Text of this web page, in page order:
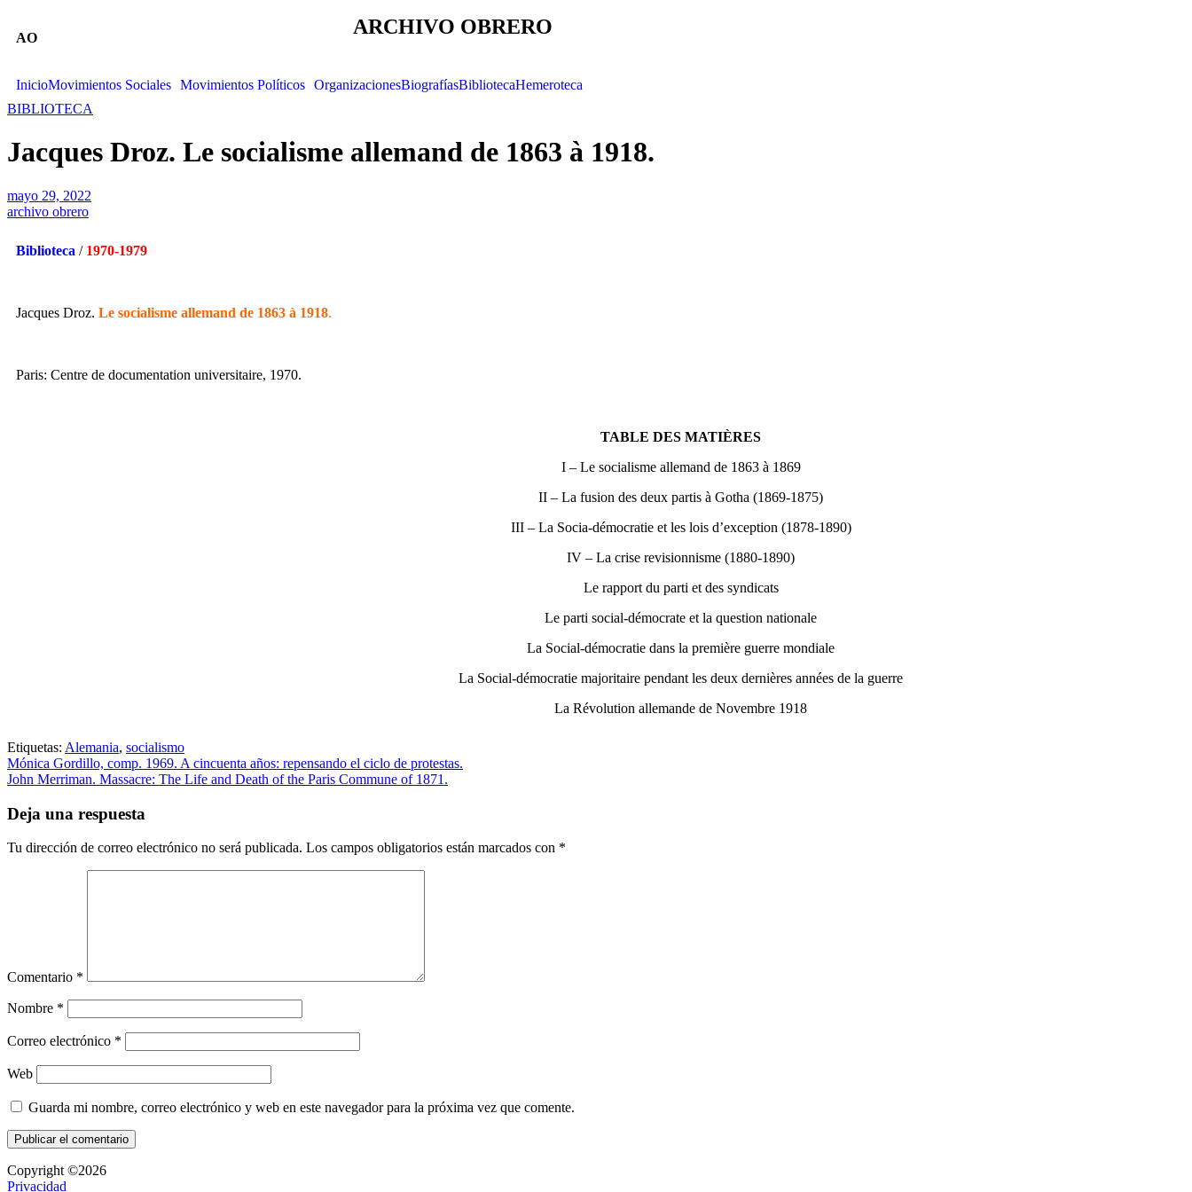
AO ARCHIVO OBRERO
InicioMovimientos Sociales Movimientos Políticos OrganizacionesBiografíasBibliotecaHemeroteca
BIBLIOTECA
Jacques Droz. Le socialisme allemand de 1863 à 1918.
mayo 29, 2022
archivo obrero
Biblioteca / 1970-1979
Jacques Droz. Le socialisme allemand de 1863 à 1918.
Paris: Centre de documentation universitaire, 1970.
TABLE DES MATIÈRES
I – Le socialisme allemand de 1863 à 1869
II – La fusion des deux partis à Gotha (1869-1875)
III – La Socia-démocratie et les lois d’exception (1878-1890)
IV – La crise revisionnisme (1880-1890)
Le rapport du parti et des syndicats
Le parti social-démocrate et la question nationale
La Social-démocratie dans la première guerre mondiale
La Social-démocratie majoritaire pendant les deux dernières années de la guerre
La Révolution allemande de Novembre 1918
Etiquetas: Alemania, socialismo
Mónica Gordillo, comp. 1969. A cincuenta años: repensando el ciclo de protestas.
John Merriman. Massacre: The Life and Death of the Paris Commune of 1871.
Deja una respuesta
Tu dirección de correo electrónico no será publicada. Los campos obligatorios están marcados con *
Comentario *
Nombre *
Correo electrónico *
Web
Guarda mi nombre, correo electrónico y web en este navegador para la próxima vez que comente.
Copyright ©2026
Privacidad